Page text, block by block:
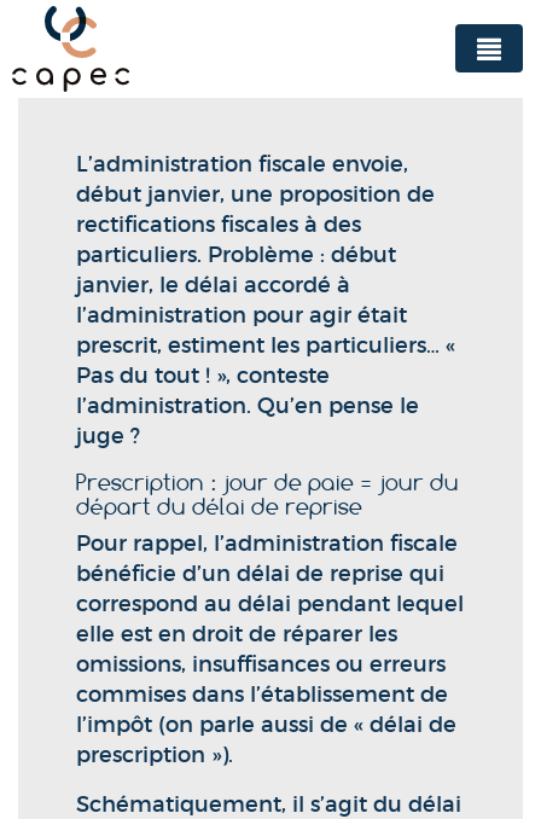
Panneau de gestion des cookies
L’administration fiscale envoie,
début janvier, une proposition de
rectifications fiscales à des
particuliers. Problème : début
janvier, le délai accordé à
l’administration pour agir était
prescrit, estiment les particuliers… «
Pas du tout ! », conteste
l’administration. Qu’en pense le
juge ?
Prescription : jour de paie = jour du
départ du délai de reprise
Pour rappel, l’administration fiscale
bénéficie d’un délai de reprise qui
correspond au délai pendant lequel
elle est en droit de réparer les
omissions, insuffisances ou erreurs
commises dans l’établissement de
l’impôt (on parle aussi de « délai de
prescription »).
Schématiquement, il s’agit du délai